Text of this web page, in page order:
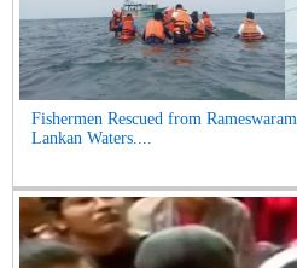
Fishermen Rescued from
Lankan Waters....